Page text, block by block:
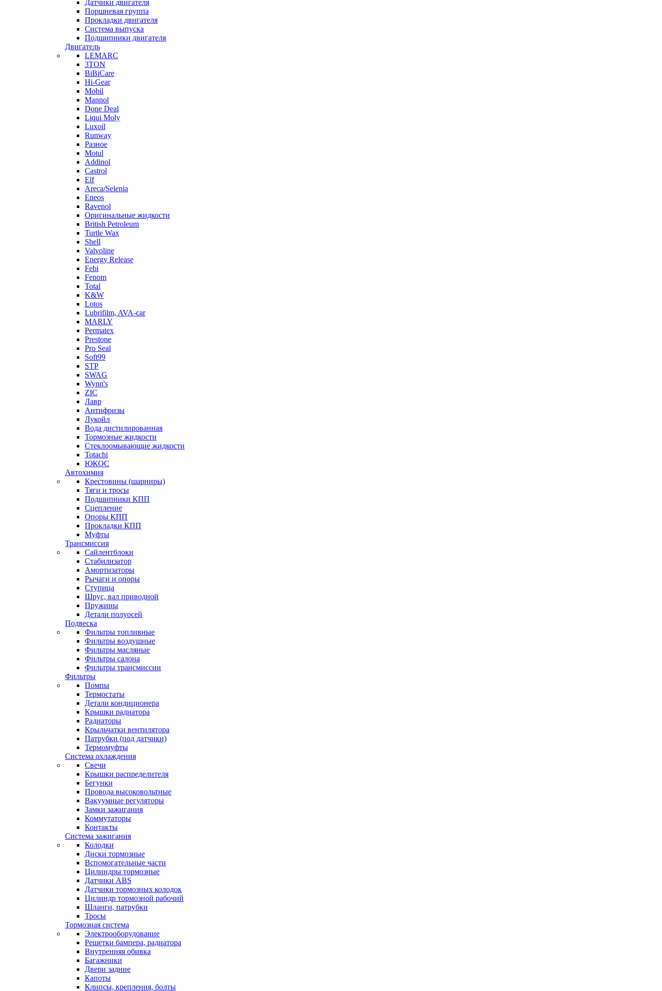
Датчики двигателя
Поршневая группа
Прокладки двигателя
Система выпуска
Подшипники двигателя
Двигатель
LEMARC
3TON
BiBiCare
Hi-Gear
Mobil
Mannol
Done Deal
Liqui Moly
Luxoil
Runway
Разное
Motul
Addinol
Castrol
Elf
Areca/Selenia
Eneos
Ravenol
Оригинальные жидкости
British Petroleum
Turtle Wax
Shell
Valvoline
Energy Release
Febi
Fenom
Total
K&W
Lotos
Lubrifilm, AVA-car
MARLY
Permatex
Prestone
Pro Seal
Soft99
STP
SWAG
Wynn's
ZIC
Лавр
Антифризы
Лукойл
Вода дистилированная
Тормозные жидкости
Стеклоомывающие жидкости
Totachi
ЮКОС
Автохимия
Крестовины (шарниры)
Тяги и тросы
Подшипники КПП
Сцепление
Опоры КПП
Прокладки КПП
Муфты
Трансмиссия
Сайлентблоки
Стабилизатор
Амортизаторы
Рычаги и опоры
Ступица
Шрус, вал приводной
Пружины
Детали полуосей
Подвеска
Фильтры топливные
Фильтры воздушные
Фильтры масляные
Фильтры салона
Фильтры трансмиссии
Фильтры
Помпы
Термостаты
Детали кондиционера
Крышки радиатора
Радиаторы
Крыльчатки вентилятора
Патрубки (под датчики)
Термомуфты
Система охлаждения
Свечи
Крышки распределителя
Бегунки
Провода высоковольтные
Вакуумные регуляторы
Замки зажигания
Коммутаторы
Контакты
Система зажигания
Колодки
Диски тормозные
Вспомогательные части
Цилиндры тормозные
Датчики ABS
Датчики тормозных колодок
Цилиндр тормозной рабочий
Шланги, патрубки
Тросы
Тормозная система
Электрооборудование
Решетки бампера, радиатора
Внутренняя обивка
Багажники
Двери задние
Капоты
Клипсы, крепления, болты